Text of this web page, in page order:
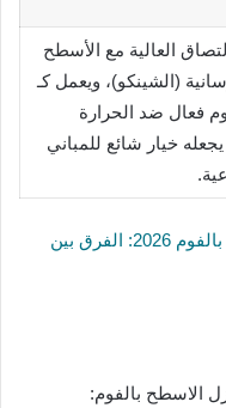
العالية مع الأسطح
(الشينكو)، ويعمل كـ
فعال ضد الحرارة
خيار شائع للمباني
أنواع ومميزات عزل الاسطح بالفوم 2026: الفرق بين
الاسطح بالفوم: